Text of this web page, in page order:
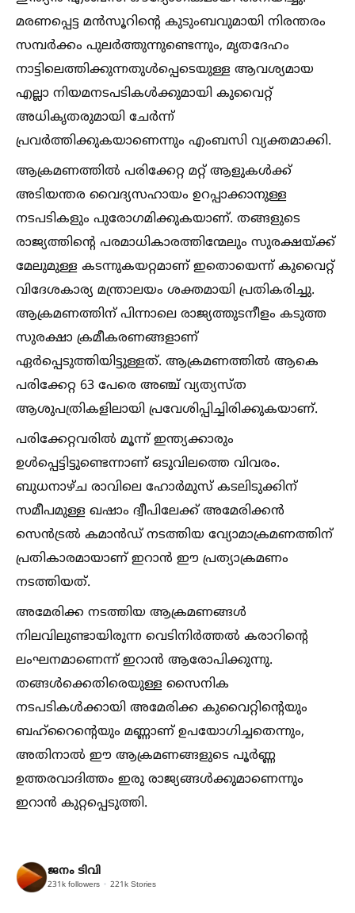
മരണപ്പെട്ട മന്‍സൂറിന്റെ കുടുംബവുമായി നിരന്തരം
സമ്പര്‍ക്കം പുലര്‍ത്തുന്നുണ്ടെന്നും, മൃതദേഹം
നാട്ടിലെത്തിക്കുന്നതുള്‍പ്പെടെയുള്ള ആവശ്യമായ
എല്ലാ നിയമനടപടികള്‍ക്കുമായി കുവൈറ്റ്
അധികൃതരുമായി ചേര്‍ന്ന്
പ്രവര്‍ത്തിക്കുകയാണെന്നും എംബസി വ്യക്തമാക്കി.
ആക്രമണത്തില്‍ പരിക്കേറ്റ മറ്റ് ആളുകള്‍ക്ക്
അടിയന്തര വൈദ്യസഹായം ഉറപ്പാക്കാനുള്ള
നടപടികളും പുരോഗമിക്കുകയാണ്. തങ്ങളുടെ
രാജ്യത്തിന്റെ പരമാധികാരത്തിന്മേലും സുരക്ഷയ്‌ക്ക്
മേലുമുള്ള കടന്നുകയറ്റമാണ് ഇതൊയെന്ന് കുവൈറ്റ്
വിദേശകാര്യ മന്ത്രാലയം ശക്തമായി പ്രതികരിച്ചു.
ആക്രമണത്തിന് പിന്നാലെ രാജ്യത്തുടനീളം കടുത്ത
സുരക്ഷാ ക്രമീകരണങ്ങളാണ്
ഏര്‍പ്പെടുത്തിയിട്ടുള്ളത്. ആക്രമണത്തില്‍ ആകെ
പരിക്കേറ്റ 63 പേരെ അഞ്ച് വ്യത്യസ്ത
ആശുപത്രികളിലായി പ്രവേശിപ്പിച്ചിരിക്കുകയാണ്.
പരിക്കേറ്റവരില്‍ മൂന്ന് ഇന്ത്യക്കാരും
ഉള്‍പ്പെട്ടിട്ടുണ്ടെന്നാണ് ഒടുവിലത്തെ വിവരം.
ബുധനാഴ്ച രാവിലെ ഹോര്‍മുസ് കടലിടുക്കിന്
സമീപമുള്ള ഖഷാം ദ്വീപിലേക്ക് അമേരിക്കന്‍
സെന്‍ട്രല്‍ കമാന്‍ഡ് നടത്തിയ വ്യോമാക്രമണത്തിന്
പ്രതികാരമായാണ് ഇറാന്‍ ഈ പ്രത്യാക്രമണം
നടത്തിയത്.
അമേരിക്ക നടത്തിയ ആക്രമണങ്ങള്‍
നിലവിലുണ്ടായിരുന്ന വെടിനിര്‍ത്തല്‍ കരാറിന്റെ
ലംഘനമാണെന്ന് ഇറാന്‍ ആരോപിക്കുന്നു.
തങ്ങള്‍ക്കെതിരെയുള്ള സൈനിക
നടപടികള്‍ക്കായി അമേരിക്ക കുവൈറ്റിന്റെയും
ബഹ്‌റൈന്റെയും മണ്ണാണ് ഉപയോഗിച്ചതെന്നും,
അതിനാല്‍ ഈ ആക്രമണങ്ങളുടെ പൂര്‍ണ്ണ
ഉത്തരവാദിത്തം ഇരു രാജ്യങ്ങള്‍ക്കുമാണെന്നും
ഇറാന്‍ കുറ്റപ്പെടുത്തി.
ജനം ടിവി
231k followers 221k Stories